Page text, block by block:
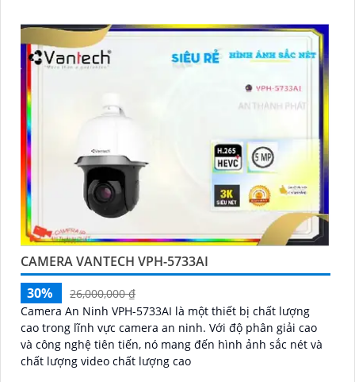
CAMERA VANTECH VPH-5733AI
30%
26,000,000 ₫
Camera An Ninh VPH-5733AI là một thiết bị chất lượng
cao trong lĩnh vực camera an ninh. Với độ phân giải cao
và công nghệ tiên tiến, nó mang đến hình ảnh sắc nét và
chất lượng video chất lượng cao